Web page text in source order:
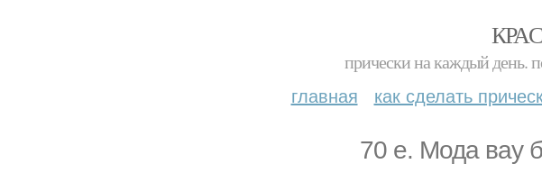
прически на каждый день.
главная как сделать
70 е. Мода вау